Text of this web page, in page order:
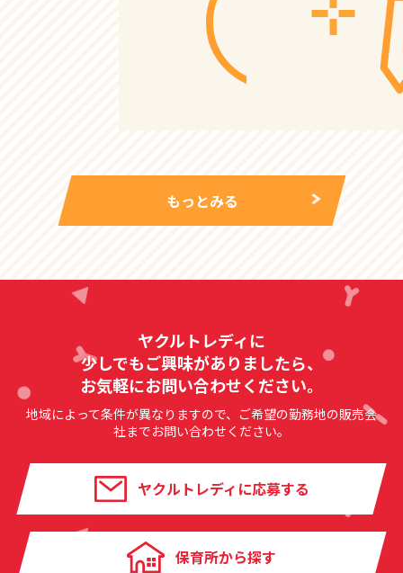
もっとみる
ヤクルトレディに
少しでもご興味がありましたら、
お気軽にお問い合わせください。
地域によって条件が異なりますので、ご希望の勤務地の販売会
社までお問い合わせください。
ヤクルトレディに応募する
保育所から探す